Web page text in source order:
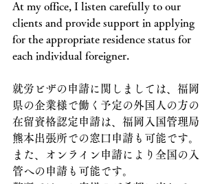
At my office, I listen carefully to our
clients and provide support in applying
for the appropriate residence status for
each individual foreigner.
就労ビザの申請に関しましては、福岡
県の企業様で働く予定の外国人の方の
在留資格認定申請は、福岡入国管理局
熊本出張所での窓口申請も可能です。
また、オンライン申請により全国の入
管への申請も可能です。